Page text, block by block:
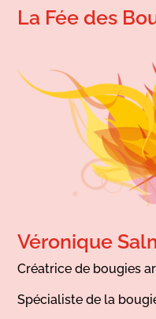
La Fée des
Véronique
Créatrice de bougies
Spécialiste de la